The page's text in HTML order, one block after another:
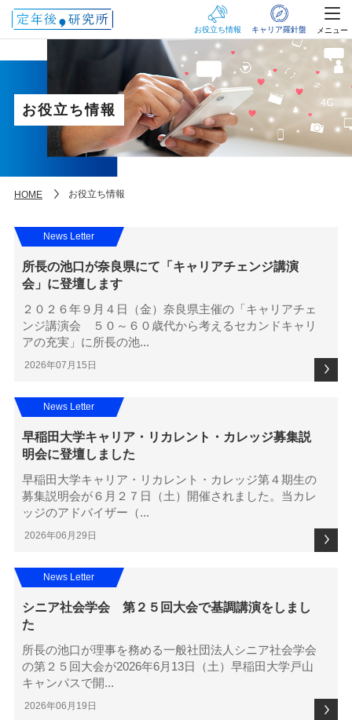
お役立ち情報 キャリア羅針盤 メニュー
お役立ち情報
HOME お役立ち情報
所長の池口が奈良県にて「キャリアチェンジ講演
会」に登壇します
２０２６年９月４日（金）奈良県主催の「キャリアチェ
ンジ講演会 ５０～６０歳代から考えるセカンドキャリ
アの充実」に所長の池...
2026年07月15日
News Letter
早稲田大学キャリア・リカレント・カレッジ募集説
明会に登壇しました
早稲田大学キャリア・リカレント・カレッジ第４期生の
募集説明会が６月２７日（土）開催されました。当カレ
ッジのアドバイザー（...
2026年06月29日
News Letter
シニア社会学会 第２５回大会で基調講演をしまし
た
所長の池口が理事を務める一般社団法人シニア社会学会
の第２５回大会が2026年6月13日（土）早稲田大学戸山
キャンパスで開...
2026年06月19日
News Letter